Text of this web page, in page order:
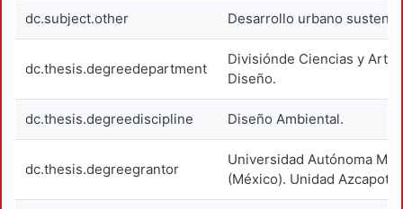
dc.subject.other Desarrollo urbano
dc.thesis.degreedepartment
Divisiónde Ciencias y
Diseño.
dc.thesis.degreediscipline Diseño Ambiental.
dc.thesis.degreegrantor
Universidad Autónoma
(México). Unidad